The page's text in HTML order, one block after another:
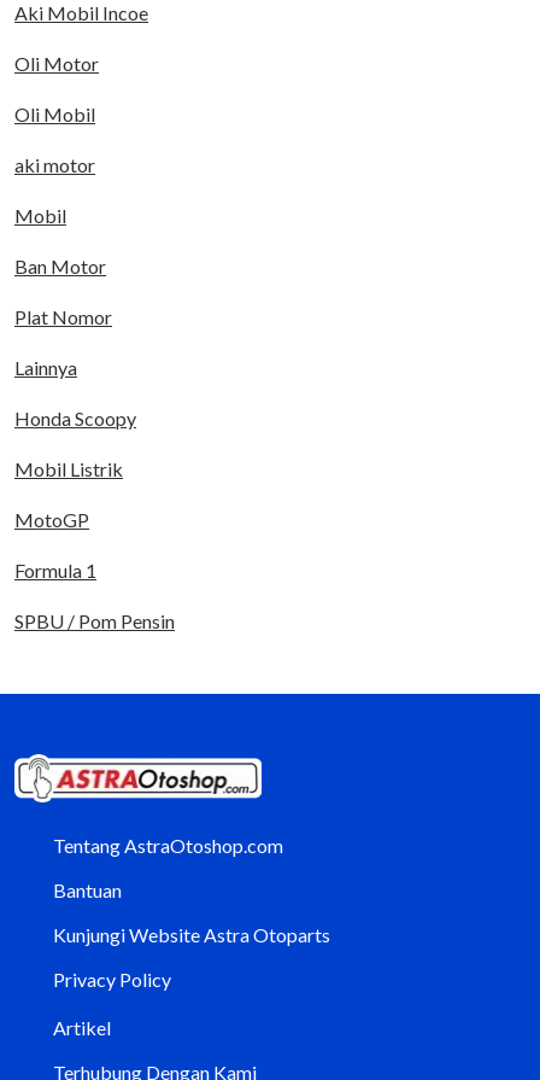
Aki Mobil Incoe
Oli Motor
Oli Mobil
aki motor
Mobil
Ban Motor
Plat Nomor
Lainnya
Honda Scoopy
Mobil Listrik
MotoGP
Formula 1
SPBU / Pom Pensin
Tentang AstraOtoshop.com
Bantuan
Kunjungi Website Astra Otoparts
Privacy Policy
Artikel
Terhubung Dengan Kami